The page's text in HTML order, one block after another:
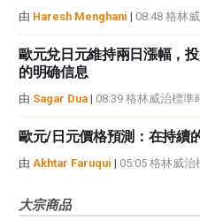
由 Haresh Menghani | 08:48 格林
歐元兌日元維持兩日漲幅，
的明确信息
由 Sagar Dua | 08:39 格林威治標準
歐元/日元價格預測：在持續
由 Akhtar Faruqui | 05:05 格林威治
大宗商品